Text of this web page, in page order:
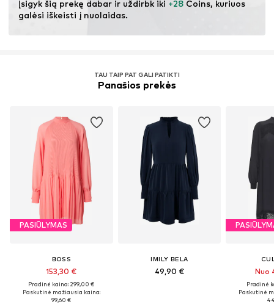
Užsegimas sagomis
Įsigyk šią prekę dabar ir uždirbk iki +28 Coins, kuriuos
galėsi iškeisti į nuolaidas.
TAU TAIP PAT GALI PATIKTI
Panašios prekės
PASIŪLYMAS
BOSS
153,30 €
Pradinė kaina: 299,00 €
Paskutinė mažiausia kaina:
99,60 €
IMILY BELA
49,90 € Nuo
Pradinė
Paskutinė